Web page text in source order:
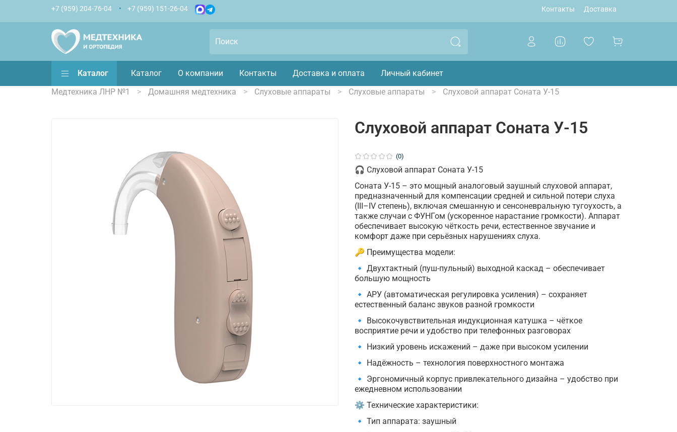
Контакты Доставка
+7 (959) 204-76-04 +7 (959) 151-26-04
Каталог Каталог О компании Контакты Доставка и оплата
Личный кабинет
Медтехника ЛНР №1
Домашняя медтехника Слуховые аппараты Слуховые аппараты Слуховой аппарат Соната У-15
(0)
Слуховой аппарат Соната У-15
🎧 Слуховой аппарат Соната У-15
Соната У-15 – это мощный аналоговый заушный слуховой аппарат,
предназначенный для компенсации средней и сильной потери слуха
(III–IV степень), включая смешанную и сенсоневральную тугоухость, а
также случаи с ФУНГом (ускоренное нарастание громкости). Аппарат
обеспечивает высокую чёткость речи, естественное звучание и
комфорт даже при серьёзных нарушениях слуха.
🔑 Преимущества модели:
🔹 Двухтактный (пуш-пульный) выходной каскад – обеспечивает
большую мощность
🔹 АРУ (автоматическая регулировка усиления) – сохраняет
естественный баланс звуков разной громкости
🔹 Высокочувствительная индукционная катушка – чёткое
восприятие речи и удобство при телефонных разговорах
🔹 Низкий уровень искажений – даже при высоком усилении
🔹 Надёжность – технология поверхностного монтажа
🔹 Эргономичный корпус привлекательного дизайна – удобство при
ежедневном использовании
⚙ Технические характеристики:
🔹 Тип аппарата: заушный